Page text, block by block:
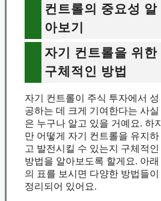
컨트롤의 중요성 알
아보기
자기 컨트롤을 위한
구체적인 방법
자기 컨트롤이 주식 투자에서 성
공하는 데 크게 기여한다는 사실
은 누구나 알고 있을 거예요. 하지
만 어떻게 자기 컨트롤을 유지하
고 발전시킬 수 있는지 구체적인
방법을 알아보도록 할게요. 아래
의 표를 보시면 다양한 방법들이
정리되어 있어요.